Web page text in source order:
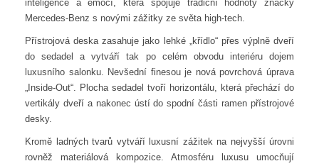
inteligence a emocí, která spojuje tradiční hodnoty značky
Mercedes-Benz s novými zážitky ze světa high-tech.
Přístrojová deska zasahuje jako lehké „křídlo“ přes výplně dveří
do sedadel a vytváří tak po celém obvodu interiéru dojem
luxusního salonku. Nevšední finesou je nová povrchová úprava
„Inside-Out“. Plocha sedadel tvoří horizontálu, která přechází do
vertikály dveří a nakonec ústí do spodní části ramen přístrojové
desky.
Kromě ladných tvarů vytváří luxusní zážitek na nejvyšší úrovni
rovněž materiálová kompozice. Atmosféru luxusu umocňují